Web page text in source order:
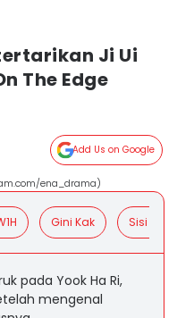
Ji Ui
The Edge
Add Us on Google
ena_drama)
Gini Kak Sisi
pada Yook Ha Ri,
mengenal